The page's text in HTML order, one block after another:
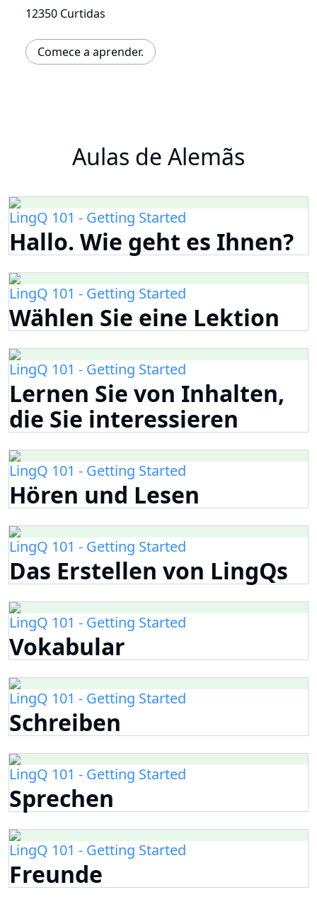
12350 Curtidas
Comece a aprender.
Aulas de Alemãs
LingQ 101 - Getting Started
Hallo. Wie geht es Ihnen?
LingQ 101 - Getting Started
Wählen Sie eine Lektion
LingQ 101 - Getting Started
Lernen Sie von Inhalten,
die Sie interessieren
LingQ 101 - Getting Started
Hören und Lesen
LingQ 101 - Getting Started
Das Erstellen von LingQs
LingQ 101 - Getting Started
Vokabular
LingQ 101 - Getting Started
Schreiben
LingQ 101 - Getting Started
Sprechen
LingQ 101 - Getting Started
Freunde